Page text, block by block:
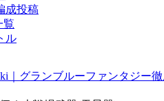
成投稿
覧
ル
｜グランブルーファンタジー徹